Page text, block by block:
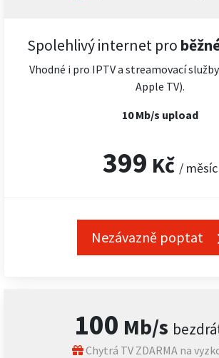
Spolehlivý internet pro
Vhodné i pro IPTV a streamovací
Apple TV).
10 Mb/s upload
399 Kč / měsíc
Nezávazně poptat
100 Mb/s
Chytrá TV ZDARMA na